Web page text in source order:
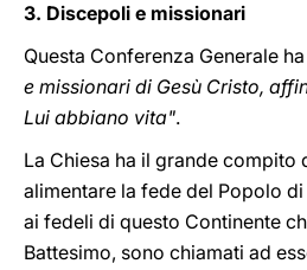
3. Discepoli e missionari
Questa Conferenza Generale
e missionari di Gesù Cristo,
Lui abbiano vita".
La Chiesa ha il grande compito
alimentare la fede del Popolo
ai fedeli di questo Continente
Battesimo, sono chiamati ad